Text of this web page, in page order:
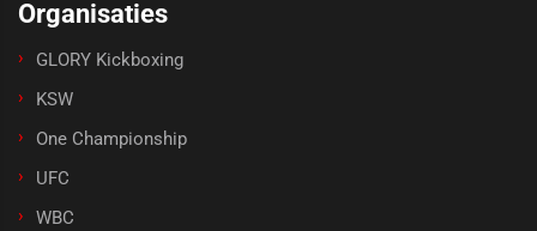
Organisaties
GLORY Kickboxing
KSW
One Championship
UFC
WBC